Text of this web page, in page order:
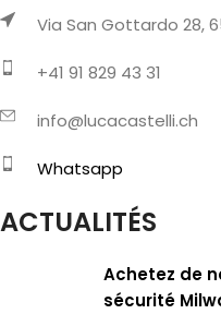
Via San Gottardo 28,
+41 91 829 43 31
info@lucacastelli.ch
Whatsapp
ACTUALITÉS
Achetez de
sécurité